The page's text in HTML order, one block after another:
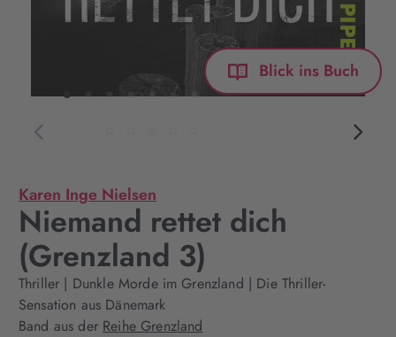
Blick ins Buch
Karen Inge Nielsen
Niemand rettet dich
(Grenzland 3)
Thriller | Dunkle Morde im Grenzland | Die Thriller-
Sensation aus Dänemark
Band aus der Reihe Grenzland